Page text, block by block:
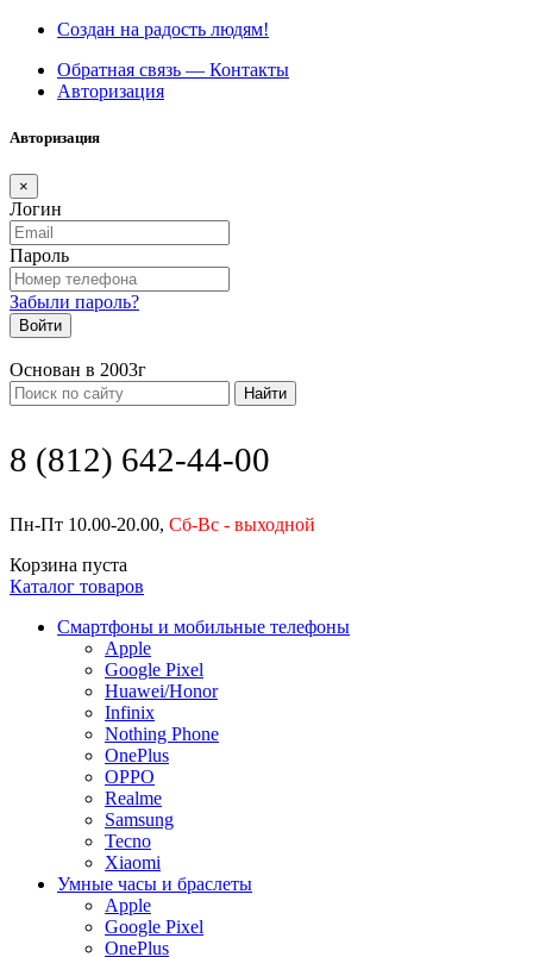
Создан на радость людям!
Обратная связь — Контакты
Авторизация
Авторизация
×
Логин
Пароль
Забыли пароль?
Войти
Основан в 2003г
Найти
8 (812) 642-44-00
Пн-Пт 10.00-20.00, Сб-Вс - выходной
Корзина пуста
Каталог товаров
Смартфоны и мобильные телефоны
Apple
Google Pixel
Huawei/Honor
Infinix
Nothing Phone
OnePlus
OPPO
Realme
Samsung
Tecno
Xiaomi
Умные часы и браслеты
Apple
Google Pixel
OnePlus